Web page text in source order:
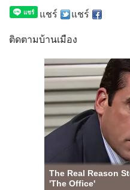
แชร์ แชร์
ติดตามบ้านเมือง